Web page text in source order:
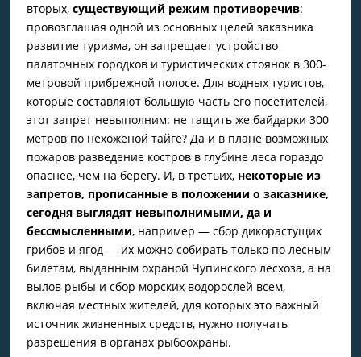
вторых,существующий режим противоречив:
провозглашая одной из основных целей заказника
развитие туризма, он запрещает устройство
палаточных городков и туристических стоянок в 300-
метровой прибрежной полосе. Для водных туристов,
которые составляют большую часть его посетителей,
этот запрет невыполним: не тащить же байдарки 300
метров по нехоженой тайге? Да и в плане возможных
пожаров разведение костров в глубине леса гораздо
опаснее, чем на берегу. И, в третьих, некоторые из
запретов, прописанные в положении о заказнике,
сегодня выглядят невыполнимыми, да и
бессмысленными, например — сбор дикорастущих
грибов и ягод — их можно собирать только по лесным
билетам, выданным охраной Чупинского лесхоза, а на
вылов рыбы и сбор морских водорослей всем,
включая местных жителей, для которых это важный
источник жизненных средств, нужно получать
разрешения в органах рыбоохраны.